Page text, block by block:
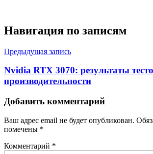
Навигация по записям
Предыдущая запись
Nvidia RTX 3070: результаты
производительности
Добавить комментарий
Ваш адрес email не будет опубликован.
помечены *
Комментарий *